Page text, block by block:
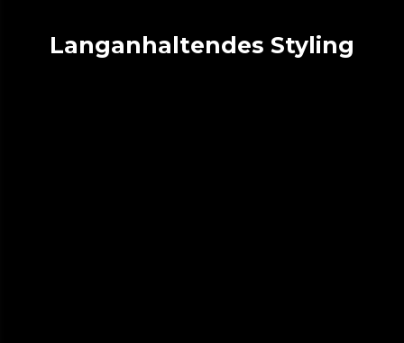
Langanhaltendes Styling